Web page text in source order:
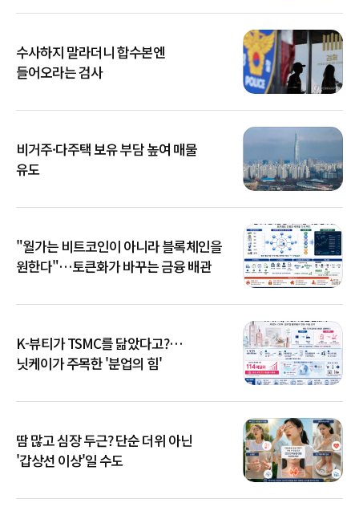
수사하지 말라더니 합수본엔
들어오라는 검사
비거주·다주택 보유 부담 높여 매물
유도
"월가는 비트코인이 아니라 블록체인을
원한다"…토큰화가 바꾸는 금융 배관
K-뷰티가 TSMC를 닮았다고?…
닛케이가 주목한 '분업의 힘'
땀 많고 심장 두근? 단순 더위 아닌
'갑상선 이상'일 수도